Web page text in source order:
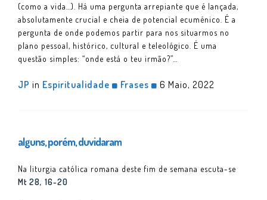
(como a vida…). Há uma pergunta arrepiante que é lançada,
absolutamente crucial e cheia de potencial ecuménico. É a
pergunta de onde podemos partir para nos situarmos no
plano pessoal, histórico, cultural e teleológico. É uma
questão simples: “onde está o teu irmão?”…
JP in Espiritualidade Frases 6 Maio, 2022
alguns, porém, duvidaram
Na liturgia católica romana deste fim de semana escuta-se
Mt 28, 16-20